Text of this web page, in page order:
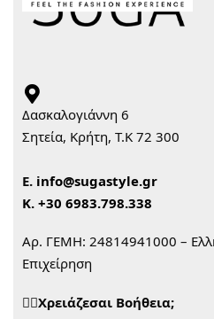
Δασκαλογιάννη 6
Σητεία, Κρήτη, Τ.Κ 72 300
Ε. info@sugastyle.gr
Κ. +30 6983.798.338
Αρ. ΓΕΜΗ: 24814941000 –
Επιχείρηση
🙋‍♀️Χρειάζεσαι Βοήθεια;